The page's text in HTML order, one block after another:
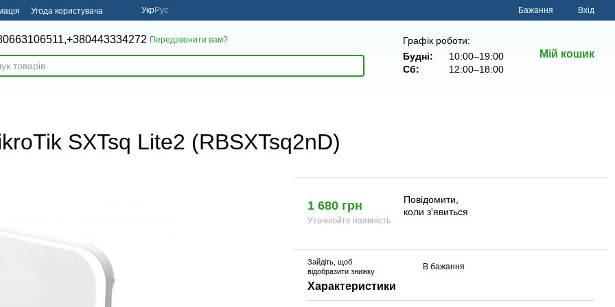
Угода користувача УкрРус Бажання Вхід
+380443334272 Передзвонити вам?
Графік роботи:
Будні:
10:00–19:00
Сб:
12:00–18:00
Мій кошик
SXTsq Lite2 (RBSXTsq2nD)
1 680 грн
Уточнюйте наявність
Повідомити,
коли з'явиться
Зайдіть , щоб
відобразити знижку
В бажання
Характеристики